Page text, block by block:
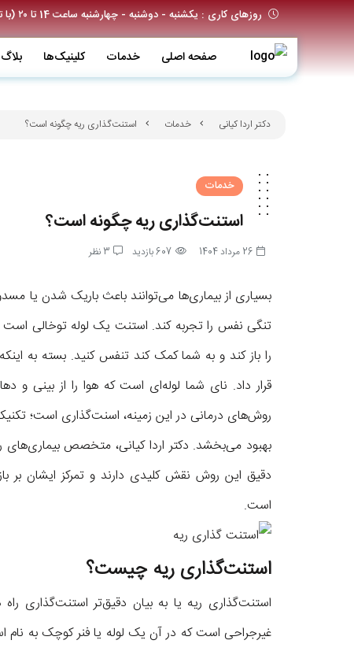
روزهای کاری : یکشنبه - دوشنبه - چهارشنبه ساعت 14 تا ۲۰ (با تعیین وقت قبلی)
صفحه اصلی خدمات کلینیک‌ها بلاگ
دکتر اردا کیانی خدمات استنت‌گذاری ریه چگونه است؟
خدمات
استنت‌گذاری ریه چگونه است؟
26 مرداد 1404 607 بازدید 3 نظر
بسیاری از بیماری‌ها می‌توانند باعث باریک شدن یا
تنگی نفس را تجربه کند. استنت یک لوله توخالی است
را باز کند و به شما کمک کند تنفس کنید. بسته به
قرار داد. نای شما لوله‌ای است که هوا را از بینی و
روش‌های درمانی در این زمینه، اسنت‌گذاری است؛
بهبود می‌بخشد. دکتر اردا کیانی، متخصص بیماری‌های
دقیق این روش نقش کلیدی دارند و تمرکز ایشان بر
است.
استنت‌گذاری ریه چیست؟
غیرجراحی است که در آن یک لوله یا فنر کوچک به نام